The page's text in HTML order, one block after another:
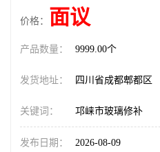
价格： 面议
产品数量： 9999.00个
发货地址： 四川省成都郫都区
关键词： 邛崃市玻璃修补
发布日期： 2026-08-09